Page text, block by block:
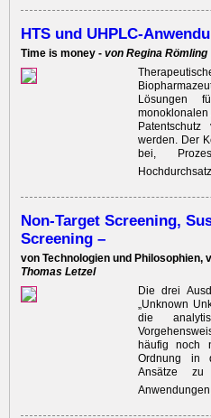
HTS und UHPLC-
Time is money - von Regina Römling
Lösungen
werden. Der
bei,
Non-Target Screening,
Screening –
von Technologien und
Thomas Letzel
Die drei
„Unknown
die
häufig noch
Ordnung in
Ansätze zu
Anwendungen